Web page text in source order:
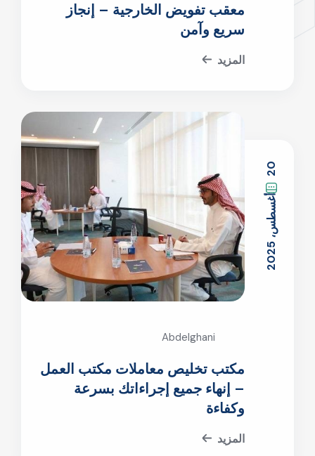
معقب تفويض الخارجية – إنجاز
سريع وآمن
المزيد
2
0
أ
غ
س
ط
س
،
2
0
2
5
Abdelghani
مكتب تخليص معاملات مكتب العمل
– إنهاء جميع إجراءاتك بسرعة
وكفاءة
المزيد